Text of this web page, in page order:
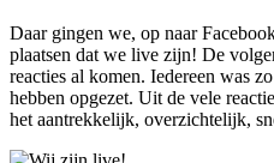
Daar gingen we, op naar
plaatsen dat we live zijn! De
reacties al komen. Iedereen was
hebben opgezet. Uit de vele
het aantrekkelijk, overzichtelijk,